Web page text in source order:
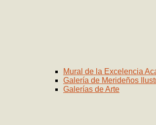
Mural de la Excelencia
Galería de Merideños
Galerías de Arte